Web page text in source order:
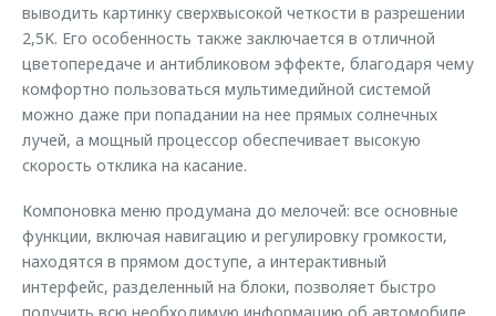
выводить картинку сверхвысокой четкости в разрешении
2,5K. Его особенность также заключается в отличной
цветопередаче и антибликовом эффекте, благодаря чему
комфортно пользоваться мультимедийной системой
можно даже при попадании на нее прямых солнечных
лучей, а мощный процессор обеспечивает высокую
скорость отклика на касание.
Компоновка меню продумана до мелочей: все основные
функции, включая навигацию и регулировку громкости,
находятся в прямом доступе, а интерактивный
интерфейс, разделенный на блоки, позволяет быстро